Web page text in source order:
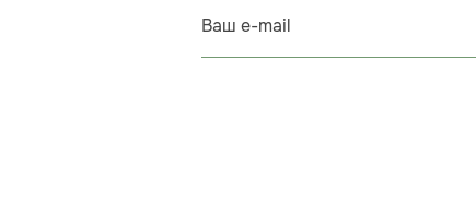
Ваш e-mail